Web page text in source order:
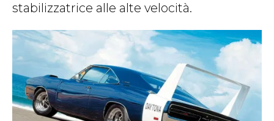
stabilizzatrice alle alte velocità.